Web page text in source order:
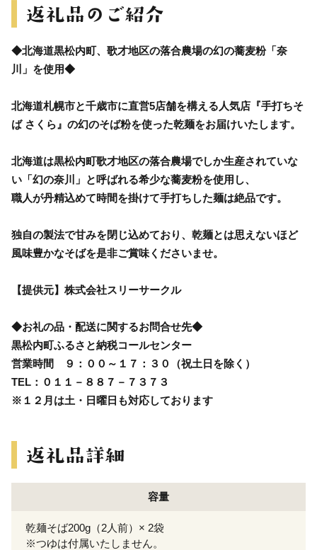
◆北海道黒松内町、歌才地区の落合農場の幻の蕎麦粉「奈
川」を使用◆
北海道札幌市と千歳市に直営5店舗を構える人気店『手打ちそ
ば さくら』の幻のそば粉を使った乾麺をお届けいたします。
北海道は黒松内町歌才地区の落合農場でしか生産されていな
い「幻の奈川」と呼ばれる希少な蕎麦粉を使用し、
職人が丹精込めて時間を掛けて手打ちした麺は絶品です。
独自の製法で甘みを閉じ込めており、乾麺とは思えないほど
風味豊かなそばを是非ご賞味くださいませ。
【提供元】株式会社スリーサークル
◆お礼の品・配送に関するお問合せ先◆
黒松内町ふるさと納税コールセンター
営業時間 ９：００～１７：３０（祝土日を除く）
TEL：０１１－８８７－７３７３
※１２月は土・日曜日も対応しております
容量
乾麺そば200g（2人前）× 2袋
※つゆは付属いたしません。